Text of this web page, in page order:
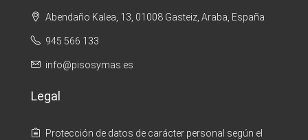
Abendaño Kalea, 13, 01008 Gasteiz, Araba, España
945 566 133
info@pisosymas.es
Legal
Protección de datos de carácter personal según el